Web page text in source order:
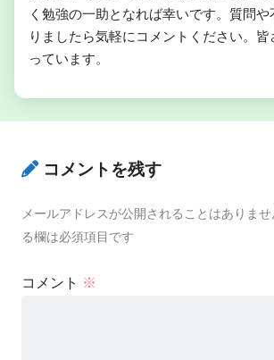
く勉強の一助となれば幸いです。質問
りましたら気軽にコメントください。
っています。
コメントを残す
メールアドレスが公開されることはありませ
る欄は必須項目です
コメント ※